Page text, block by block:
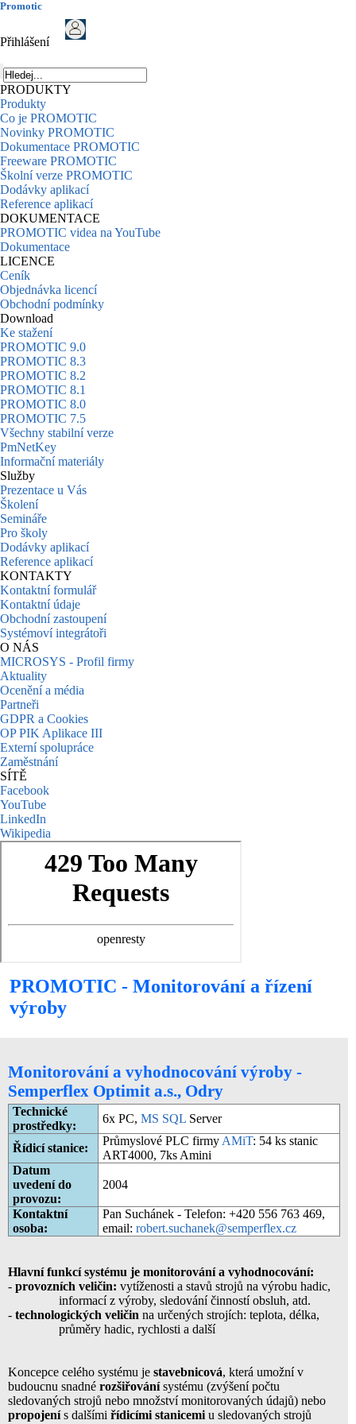
Promotic
Přihlášení
PRODUKTY
Produkty
Co je PROMOTIC
Novinky PROMOTIC
Dokumentace PROMOTIC
Freeware PROMOTIC
Školní verze PROMOTIC
Dodávky aplikací
Reference aplikací
DOKUMENTACE
PROMOTIC videa na YouTube
Dokumentace
LICENCE
Ceník
Objednávka licencí
Obchodní podmínky
Download
Ke stažení
PROMOTIC 9.0
PROMOTIC 8.3
PROMOTIC 8.2
PROMOTIC 8.1
PROMOTIC 8.0
PROMOTIC 7.5
Všechny stabilní verze
PmNetKey
Informační materiály
Služby
Prezentace u Vás
Školení
Semináře
Pro školy
Dodávky aplikací
Reference aplikací
KONTAKTY
Kontaktní formulář
Kontaktní údaje
Obchodní zastoupení
Systémoví integrátoři
O NÁS
MICROSYS - Profil firmy
Aktuality
Ocenění a média
Partneři
GDPR a Cookies
OP PIK Aplikace III
Externí spolupráce
Zaměstnání
SÍTĚ
Facebook
YouTube
LinkedIn
Wikipedia
PROMOTIC - Monitorování a řízení
výroby
Monitorování a vyhodnocování výroby -
Semperflex Optimit a.s., Odry
Technické
prostředky:
6x PC, MS SQLServer
Řídicí stanice:
Průmyslové PLC firmy AMiT: 54 ks stanic
ART4000, 7ks Amini
Datum
uvedení do
provozu:
2004
Kontaktní
osoba:
Pan Suchánek - Telefon: +420 556 763 469,
email: robert.suchanek@semperflex.cz
Hlavní funkcí systému je monitorování a vyhodnocování:
- provozních veličin: vytíženosti a stavů strojů na výrobu hadic,
informací z výroby, sledování činností obsluh, atd.
- technologických veličin na určených strojích: teplota, délka,
průměry hadic, rychlosti a další
Koncepce celého systému je stavebnicová, která umožní v
budoucnu snadné rozšiřovánísystému (zvýšení počtu
sledovaných strojů nebo množství monitorovaných údajů) nebo
propojenís dalšími řídicími stanicemi u sledovaných strojů